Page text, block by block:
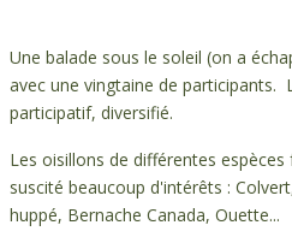
Une balade sous le soleil (on a
avec une vingtaine de participants.
participatif, diversifié.
Les oisillons de différentes
suscité beaucoup d'intérêts :
huppé, Bernache Canada, Ouette...